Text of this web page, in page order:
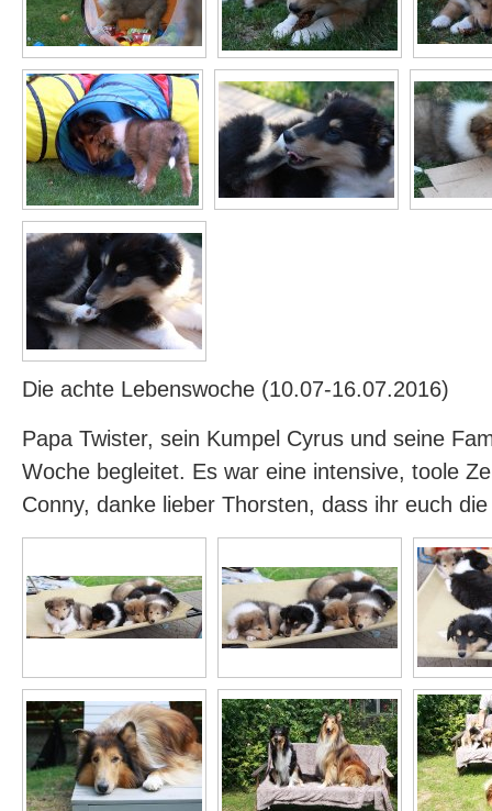
Die achte Lebenswoche (10.07-16.07.2016)
Papa Twister, sein Kumpel Cyrus und seine
Woche begleitet. Es war eine intensive, toole
Conny, danke lieber Thorsten, dass ihr euch